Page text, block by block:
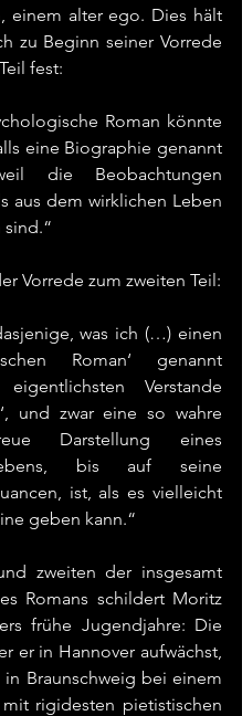
einem alter ego. Dies hält
zu Beginn seiner Vorrede
fest:
Roman könnte
eine Biographie genannt
die Beobachtungen
aus dem wirklichen Leben
Vorrede zum zweiten Teil:
was ich (…) einen
Roman‘ genannt
Verstande
und zwar eine so wahre
Darstellung eines
bis auf seine
ist, als es vielleicht
geben kann.“
zweiten der insgesamt
Romans schildert Moritz
frühe Jugendjahre: Die
er in Hannover aufwächst,
in Braunschweig bei einem
rigidesten pietistischen